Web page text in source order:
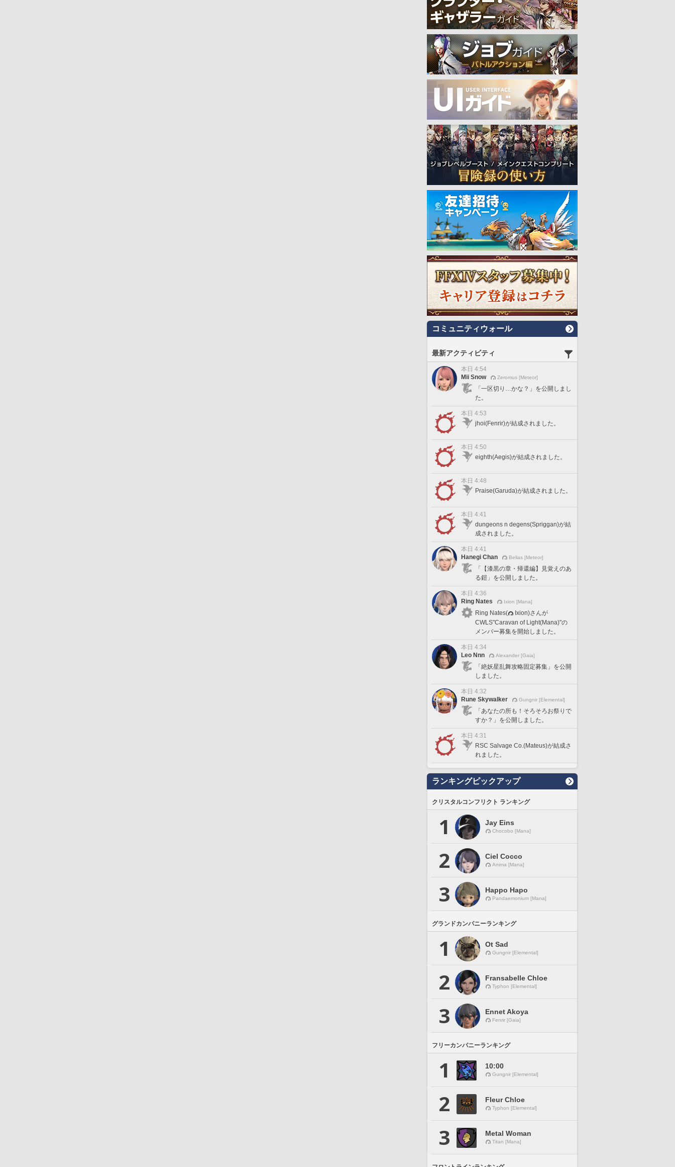
コミュニティウォール
最新アクティビティ
本日 4:54
Mii Snow
Zeromus [Meteor]
「一区切り…かな？」を公開しまし
た。
本日 4:53
jhoi(Fenrir)が結成されました。
本日 4:50
eighth(Aegis)が結成されました。
本日 4:48
Praise(Garuda)が結成されました。
本日 4:41
dungeons n degens(Spriggan)が結
成されました。
本日 4:41
Hanegi Chan
Belias [Meteor]
「【漆黒の章・帰還編】見覚えのあ
る鎧」を公開しました。
本日 4:36
Ring Nates
Ixion [Mana]
Ring Nates(
Ixion)さんが
CWLS"Caravan of Light(Mana)"の
メンバー募集を開始しました。
本日 4:34
Leo Nnn
Alexander [Gaia]
「絶妖星乱舞攻略固定募集」を公開
しました。
本日 4:32
Rune Skywalker
Gungnir [Elemental]
「あなたの所も！そろそろお祭りで
すか？」を公開しました。
本日 4:31
RSC Salvage Co.(Mateus)が結成さ
れました。
ランキングピックアップ
クリスタルコンフリクト ランキング
1 Jay Eins
Chocobo [Mana]
2 Ciel Cocco
Anima [Mana]
3 Happo Hapo
Pandaemonium [Mana]
グランドカンパニーランキング
1 Ot Sad
Gungnir [Elemental]
2 Fransabelle Chloe
Typhon [Elemental]
3 Ennet Akoya
Fenrir [Gaia]
フリーカンパニーランキング
1 10:00
Gungnir [Elemental]
2 Fleur Chloe
Typhon [Elemental]
3 Metal Woman
Titan [Mana]